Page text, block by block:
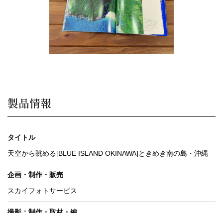
製品情報
タイトル
天空から眺める[BLUE ISLAND OKINAWA]ときめき南の島・沖縄
企画・制作・販売
スカイフォトサービス